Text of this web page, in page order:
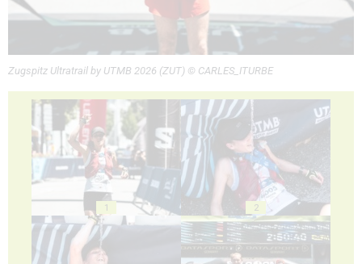
Zugspitz Ultratrail by UTMB 2026 (ZUT) © CARLES_ITURBE
1 2